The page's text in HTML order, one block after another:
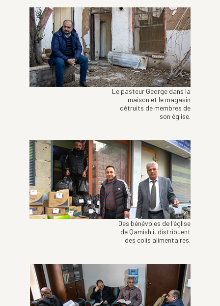
Le pasteur George dans la
maison et le magasin
détruits de membres de
son église.
Des bénévoles de l'église
de Qamishli, distribuent
des colis alimentaires.